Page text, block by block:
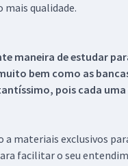
qualidade.
maneira de estudar
bem como as
pois cada
a materiais exclusivos
facilitar o seu